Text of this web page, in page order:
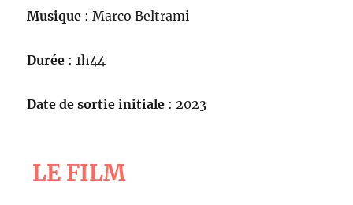
Musique : Marco Beltrami
Durée : 1h44
Date de sortie initiale : 2023
LE FILM